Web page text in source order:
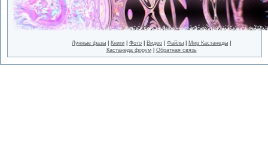
Лунные фазы Книги Фото Видео Файлы Мир Кастанеды
Кастанеда форум| Обратная связь